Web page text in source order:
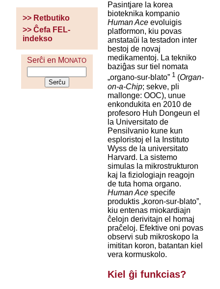
>> Retbutiko
>> Ĉefa FEL-
indekso
Serĉi en MONATO
Pasintjare la korea
bioteknika kompanio
Human Aceevoluigis
platformon, kiu povas
anstataŭi la testadon inter
bestoj de novaj
medikamentoj. La tekniko
baziĝas sur tiel nomata
„organo-sur-blato” 1(Organ-
on-a-Chip; sekve, pli
mallonge: OOC), unue
enkondukita en 2010 de
profesoro Huh Dongeun el
la Universitato de
Pensilvanio kune kun
esploristoj el la Instituto
Wyss de la universitato
Harvard. La sistemo
simulas la mikrostrukturon
kaj la fiziologiajn reagojn
de tuta homa organo.
Human Acespecife
produktis „koron-sur-blato”,
kiu entenas miokardiajn
ĉelojn derivitajn el homaj
praĉeloj. Efektive oni povas
observi sub mikroskopo la
imititan koron, batantan kiel
vera kormuskolo.
Kiel ĝi funkcias?